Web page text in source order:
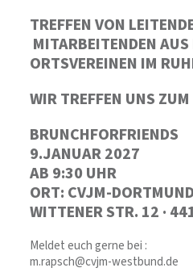
TREFFEN VON
MITARBEITENDEN AUS
ORTSVEREINEN IM
WIR TREFFEN UNS ZUM
BRUNCHFORFRIENDS
9.JANUAR 2027
AB 9:30 UHR
ORT: CVJM-
WITTENER STR. 12 ·
Meldet euch gerne bei :
m.rapsch@cvjm-westbund.de